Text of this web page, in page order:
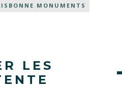
MONUMENTS
LES